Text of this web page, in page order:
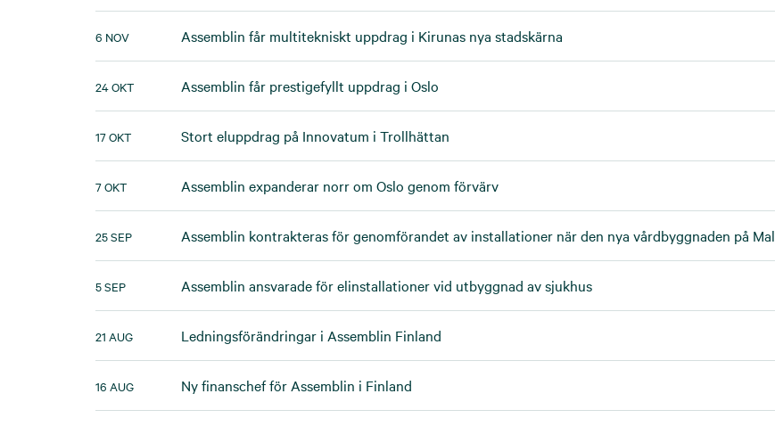
6 NOV Assemblin får multitekniskt uppdrag i Kirunas nya stadskärna
24 OKT Assemblin får prestigefyllt uppdrag i Oslo
17 OKT Stort eluppdrag på Innovatum i Trollhättan
7 OKT Assemblin expanderar norr om Oslo genom förvärv
25 SEP Assemblin kontrakteras för genomförandet av installationer när den nya vårdbyggnaden på
5 SEP Assemblin ansvarade för elinstallationer vid utbyggnad av sjukhus
21 AUG Ledningsförändringar i Assemblin Finland
16 AUG Ny finanschef för Assemblin i Finland